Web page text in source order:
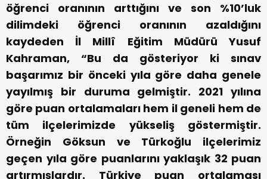
öğrenci oranının arttığını ve son %10’luk
dilimdeki öğrenci oranının azaldığını
kaydeden İl Millî Eğitim Müdürü Yusuf
Kahraman, “Bu da gösteriyor ki sınav
başarımız bir önceki yıla göre daha genele
yayılmış bir duruma gelmiştir. 2021 yılına
göre puan ortalamaları hem il geneli hem de
tüm ilçelerimizde yükseliş göstermiştir.
Örneğin Göksun ve Türkoğlu ilçelerimiz
geçen yıla göre puanlarını yaklaşık 32 puan
artırmışlardır. Türkiye puan ortalaması